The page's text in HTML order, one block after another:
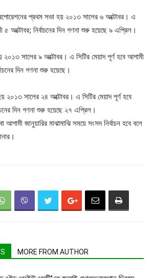
প্রথম সভা হয় ২০১৩ সালের ৬ অক্টোবর। এ
৫ অক্টোবর; নির্বাচনের দিন গণনা শুরু হয়েছে ৯ এপ্রিল।
২০১৩ সালের ৯ অক্টোবর। এ সিটির মেয়াদ পূর্ণ হবে আগামী
দিন গণনা শুরু হয়েছে।
২০১৩ সালের ২৪ অক্টোবর। এ সিটির মেয়াদ পূর্ণ হবে
দিন গণনা শুরু হয়েছে ২৭ এপ্রিল।
জানুয়ারির মাঝামাঝি সময়ে সংসদ নির্বাচন হবে বলে
MORE FROM AUTHOR